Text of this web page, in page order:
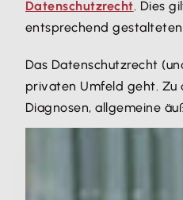
Datenschutzrecht. Dies
entsprechend gestalteten
Das Datenschutzrecht
privaten Umfeld geht. Zu
Diagnosen, allgemeine